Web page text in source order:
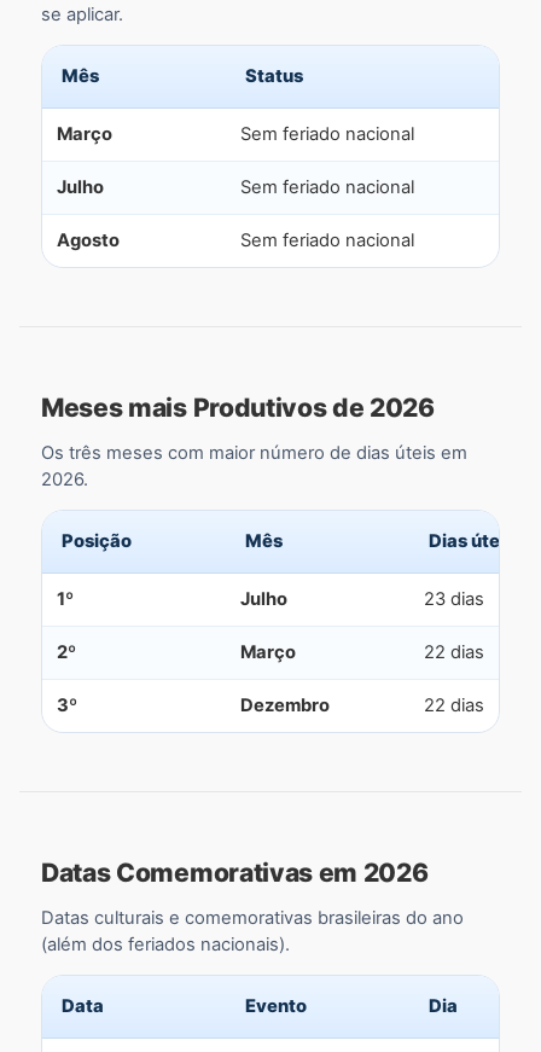
se aplicar.
Mês Status
Março Sem feriado nacional
Julho Sem feriado nacional
Agosto Sem feriado nacional
Meses mais Produtivos de 2026
Os três meses com maior número de dias úteis em
2026.
Posição Mês Dias úteis
1º Julho 23 dias
2º Março 22 dias
3º Dezembro 22 dias
Datas Comemorativas em 2026
Datas culturais e comemorativas brasileiras do ano
(além dos feriados nacionais).
Data Evento Dia